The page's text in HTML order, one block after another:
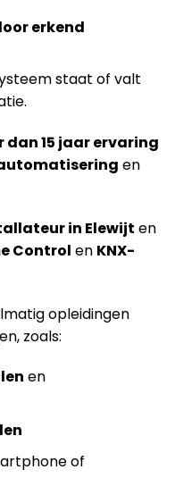
erkend
staat of valt
dan 15 jaar ervaring
en
in Elewijt en
Control en KNX-
opleidingen
zoals:
en
of